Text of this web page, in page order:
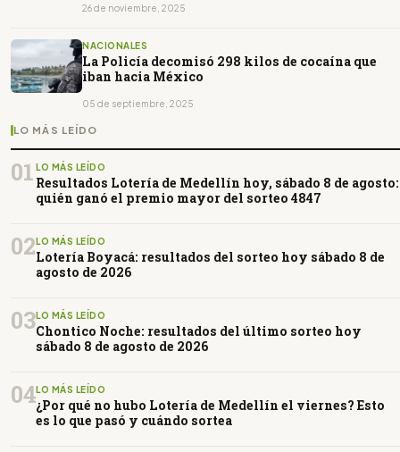
26 de noviembre, 2025
NACIONALES
La Policía decomisó 298 kilos de cocaína que
iban hacia México
05 de septiembre, 2025
LO MÁS LEÍDO
01 LO MÁS LEÍDO
Resultados Lotería de Medellín hoy, sábado 8 de agosto:
quién ganó el premio mayor del sorteo 4847
02 LO MÁS LEÍDO
Lotería Boyacá: resultados del sorteo hoy sábado 8 de
agosto de 2026
03LO MÁS LEÍDO
Chontico Noche: resultados del último sorteo hoy
sábado 8 de agosto de 2026
04LO MÁS LEÍDO
¿Por qué no hubo Lotería de Medellín el viernes? Esto
es lo que pasó y cuándo sortea